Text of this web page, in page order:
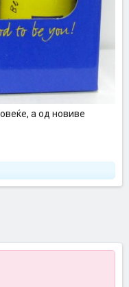
а од новиве